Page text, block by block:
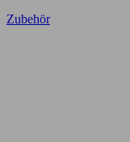
Zubehör